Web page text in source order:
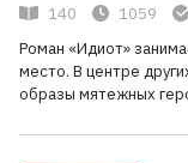
140
1059
Роман «Идиот»
место. В центре
образы мятежных